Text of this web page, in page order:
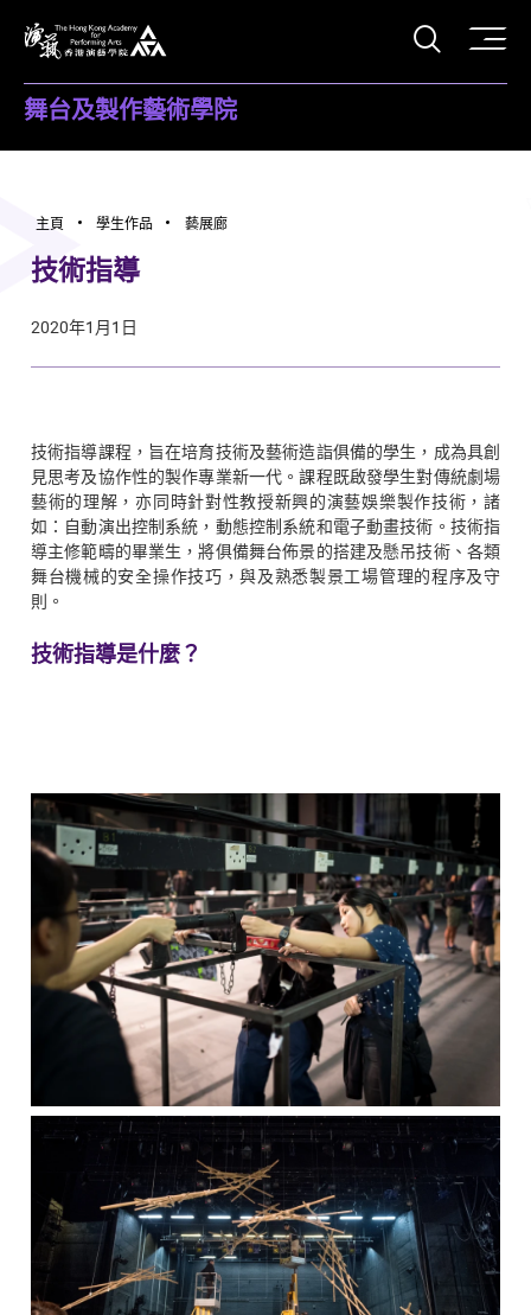
打開
舞台及製作藝術學院
主頁 學生作品 藝展廊
技術指導
2020年1月1日
技術指導課程，旨在培育技術及藝術造詣俱備的學生，成為具創
見思考及協作性的製作專業新一代。課程既啟發學生對傳統劇場
藝術的理解，亦同時針對性教授新興的演藝娛樂製作技術，諸
如：自動演出控制系統，動態控制系統和電子動畫技術。技術指
導主修範疇的畢業生，將俱備舞台佈景的搭建及懸吊技術、各類
舞台機械的安全操作技巧，與及熟悉製景工場管理的程序及守
則。
技術指導是什麼？